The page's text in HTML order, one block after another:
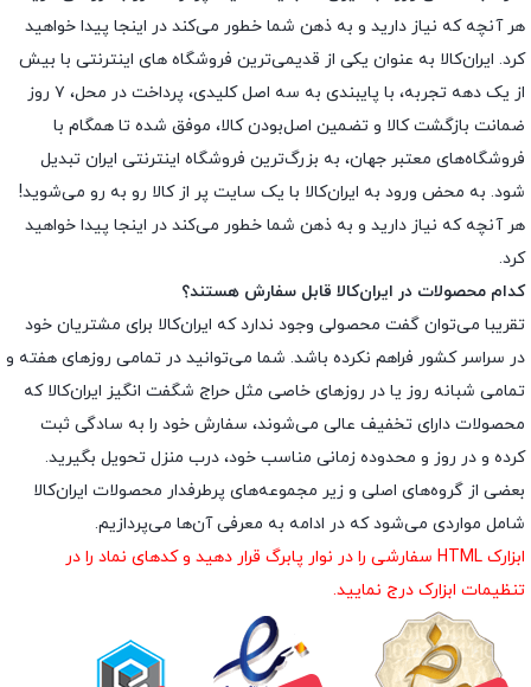
هر آنچه که نیاز دارید و به ذهن شما خطور می‌کند در اینجا پیدا خواهید
کرد. ایران‌کالا به عنوان یکی از قدیمی‌ترین فروشگاه های اینترنتی با بیش
از یک دهه تجربه، با پایبندی به سه اصل کلیدی، پرداخت در محل، ۷ روز
ضمانت بازگشت کالا و تضمین اصل‌بودن کالا، موفق شده تا همگام با
فروشگاه‌های معتبر جهان، به بزرگ‌ترین فروشگاه اینترنتی ایران تبدیل
شود. به محض ورود به ایران‌کالا با یک سایت پر از کالا رو به رو می‌شوید!
هر آنچه که نیاز دارید و به ذهن شما خطور می‌کند در اینجا پیدا خواهید
کرد.
کدام محصولات در ایران‌کالا قابل سفارش هستند؟
تقریبا می‌توان گفت محصولی وجود ندارد که ایران‌کالا برای مشتریان خود
در سراسر کشور فراهم نکرده باشد. شما می‌توانید در تمامی روزهای هفته و
تمامی شبانه روز یا در روزهای خاصی مثل حراج شگفت انگیز ایران‌کالا که
محصولات دارای تخفیف عالی می‌شوند، سفارش خود را به سادگی ثبت
کرده و در روز و محدوده زمانی مناسب خود، درب منزل تحویل بگیرید.
بعضی از گروه‌های اصلی و زیر مجموعه‌های پرطرفدار محصولات ایران‌کالا
شامل مواردی می‌شود که در ادامه به معرفی آن‌ها می‌پردازیم.
ابزارک HTML سفارشی را در نوار پابرگ قرار دهید و کدهای نماد را در
تنظیمات ابزارک درج نمایید.